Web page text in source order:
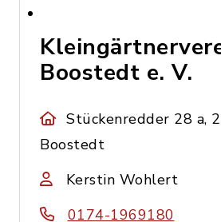
Boostedt e. V.
Stückenredder 28 a,
Boostedt
Kerstin Wohlert
0174-1969180